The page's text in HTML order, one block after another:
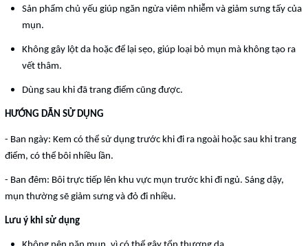
Sản phẩm chủ yếu giúp ngăn ngừa viêm nhiễm và giảm sưng tấy của
mụn.
Không gây lột da hoặc để lại sẹo, giúp loại bỏ mụn mà không tạo ra
vết thâm.
Dùng sau khi đã trang điểm cũng được.
HƯỚNG DẪN SỬ DỤNG
- Ban ngày: Kem có thể sử dụng trước khi đi ra ngoài hoặc sau khi trang
điểm, có thể bôi nhiều lần.
- Ban đêm: Bôi trực tiếp lên khu vực mụn trước khi đi ngủ. Sáng dậy,
mụn thường sẽ giảm sưng và đỏ đi nhiều.
Lưu ý khi sử dụng